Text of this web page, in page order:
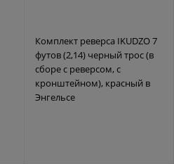
Комплект реверса IKUDZO 7
футов (2,14) черный трос (в
сборе с реверсом, с
кронштейном), красный в
Энгельсе